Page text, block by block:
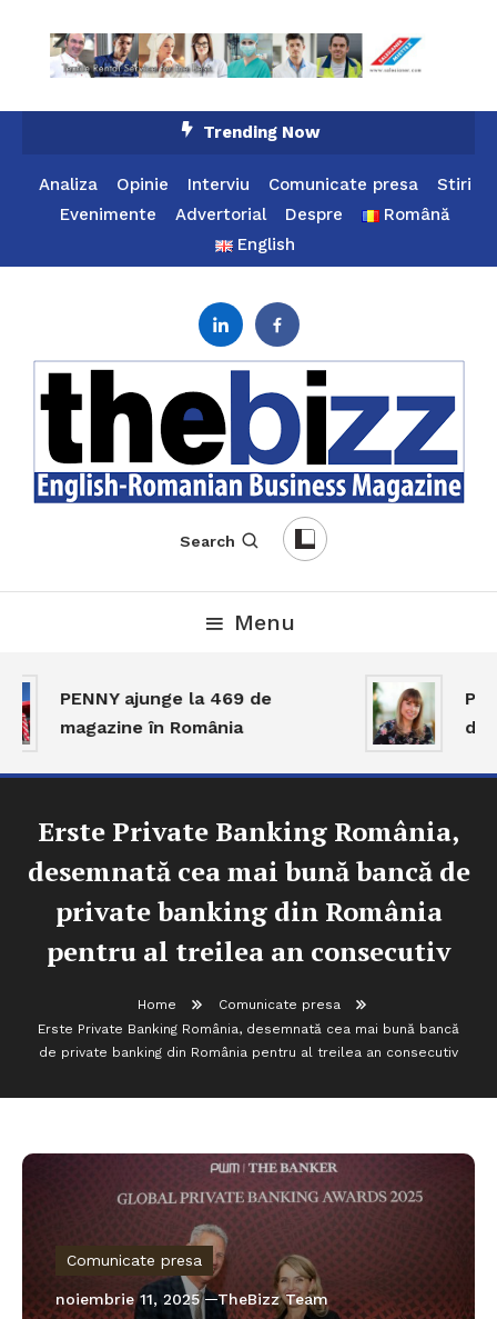
Content
Trending Now
Analiza Opinie Interviu Comunicate presa
Stiri
Evenimente
Advertorial Despre
Română
English
Search
Menu
PENNY ajunge la 469 de
magazine în România
Erste Private Banking România,
desemnată cea mai bună bancă de
private banking din România
pentru al treilea an consecutiv
Home
Comunicate presa
Erste Private Banking România, desemnată cea mai bună bancă
de private banking din România pentru al treilea an consecutiv
Comunicate presa
noiembrie 11, 2025 TheBizz Team